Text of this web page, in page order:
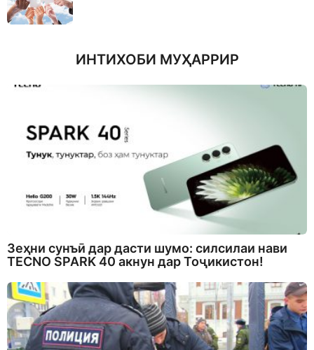
ИНТИХОБИ МУҲАРРИР
Зеҳни сунъӣ дар дасти шумо: силсилаи нави
TECNO SPARK 40 акнун дар Тоҷикистон!